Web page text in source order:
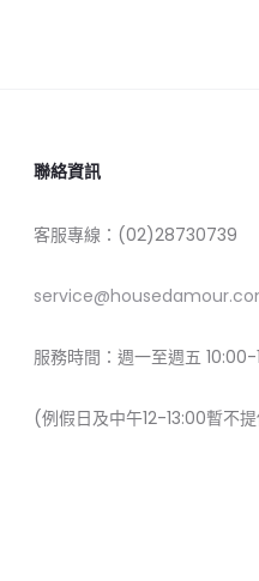
聯絡資訊
客服專線：(02)28730739
服務時間：週一至週五 10:00-
(例假日及中午12-13:00暫不